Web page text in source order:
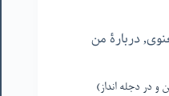
,دربارۀ من
و در دجله انداز)